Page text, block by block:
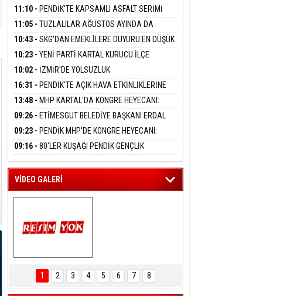
Ezgi Kılıç
SİVAS: ATEŞE ATILAN VİCDAN
BARIŞ BAŞARSLAN
ADANMAK
Meltem Kaynas
AFFETMEYECEĞİM!
İMZALADI
ÇOCUK SİNEMASIYLA BAŞLADI
11:10 - PENDİK'TE KAPSAMLI ASFALT SERİMİ
BAŞLADI
11:05 - TUZLALILAR AĞUSTOS AYINDA DA
SİNEMAYA DOYACAK
10:43 - SKG'DAN EMEKLİLERE DUYURU:EN DÜŞÜK
EMEKLİ AYLIĞI FARKLARI 7 AĞUSTOS'TA
HESAPLARA GEÇİYOR
10:23 - YENİ PARTİ KARTAL KURUCU İLÇE
BAŞKANI MERT POLAT OLDU
10:02 - İZMİR'DE YOLSUZLUK
OPERASYONU:MENDERES BELEDİYE BAŞKANI
İLKAY ÇİÇEK DAHİL 13 KİŞİ GÖZALTINDA
16:31 - PENDİK'TE AÇIK HAVA ETKİNLİKLERİNE
YOĞUN İLGİ:10 BİN ÇOCUK KATILIM SAĞLADI
13:48 - MHP KARTAL'DA KONGRE HEYECANI:
ERSİN UZUNKAYA'DAN ANLAMLI DAVET
09:26 - ETİMESGUT BELEDİYE BAŞKANI ERDAL
BEŞİKÇİOĞLU TUTUKLANDI
09:23 - PENDİK MHP'DE KONGRE HEYECANI:
BÜYÜK BULUŞMA 8 AĞUSTOS'TA YAPILACAK
09:16 - 80'LER KUŞAĞI PENDİK GENÇLİK
KAMPI'NDA BULUŞTU
VİDEO GALERİ
KARTAL ENGELSİZ
YAŞAM FESTİVALİ
KONSERİ
İZLEYİCİLERİ MEST
1 2 3 4 5 6 7 8